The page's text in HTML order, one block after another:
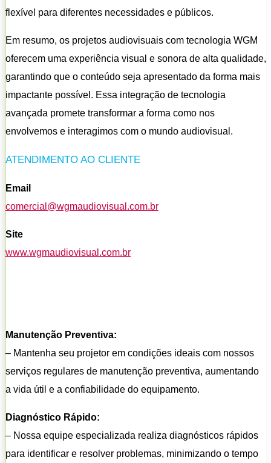
flexível para diferentes necessidades e públicos.
Em resumo, os projetos audiovisuais com tecnologia WGM
oferecem uma experiência visual e sonora de alta qualidade,
garantindo que o conteúdo seja apresentado da forma mais
impactante possível. Essa integração de tecnologia
avançada promete transformar a forma como nos
envolvemos e interagimos com o mundo audiovisual.
ATENDIMENTO AO CLIENTE
Email
comercial@wgmaudiovisual.com.br
Site
www.wgmaudiovisual.com.br
Manutenção Preventiva:
– Mantenha seu projetor em condições ideais com nossos
serviços regulares de manutenção preventiva, aumentando
a vida útil e a confiabilidade do equipamento.
Diagnóstico Rápido:
– Nossa equipe especializada realiza diagnósticos rápidos
para identificar e resolver problemas, minimizando o tempo